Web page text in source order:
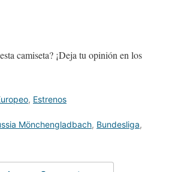
camiseta? ¡Deja tu opinión en los
, Estrenos
Mönchengladbach, Bundesliga,